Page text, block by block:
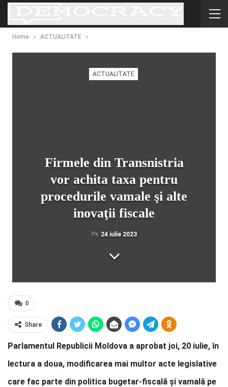
Home ACTUALITATE
ACTUALITATE
Firmele din Transnistria
vor achita taxa pentru
procedurile vamale şi alte
inovaţii fiscale
Pe 24 iulie 2023
0
Share
Parlamentul Republicii Moldova a aprobat joi, 20 iulie, în
lectura a doua, modificarea mai multor acte legislative
care fac parte din politica bugetar-fiscală şi vamală pe